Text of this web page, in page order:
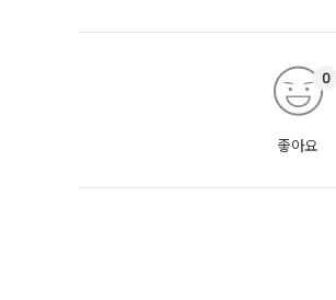
좋아요
0